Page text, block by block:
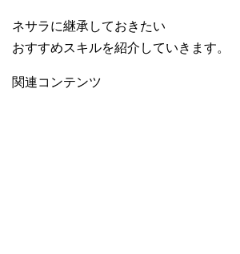
ネサラに継承しておきたい
おすすめスキルを紹介していきます。
関連コンテンツ